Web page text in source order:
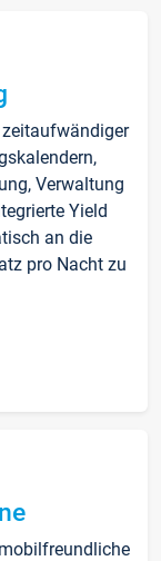
Verwaltung
Yield
an die
pro Nacht zu